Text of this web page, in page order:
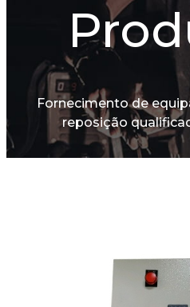
HOME
SOBRE NÓS
ASSISTÊNCIA
PRODUTOS
CONTATO
BLOG
Fornecimento de
reposição